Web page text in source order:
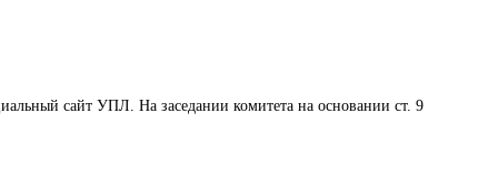
сайт УПЛ. На заседании комитета на основании ст. 9